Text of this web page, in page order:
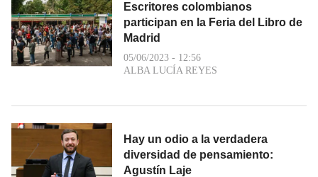
Escritores colombianos
participan en la Feria del Libro de
Madrid
05/06/2023 - 12:56
ALBA LUCÍA REYES
Hay un odio a la verdadera
diversidad de pensamiento:
Agustín Laje